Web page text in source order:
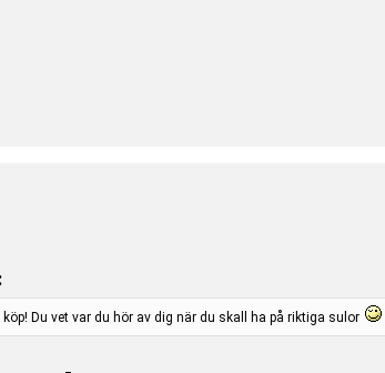
köp! Du vet var du hör av dig när du skall ha på riktiga sulor